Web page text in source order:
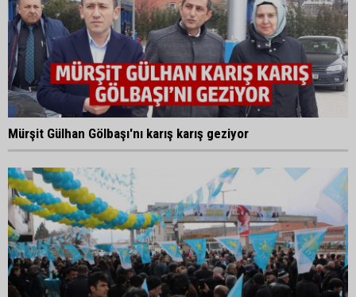
Mürşit Gülhan Gölbaşı'nı karış karış geziyor